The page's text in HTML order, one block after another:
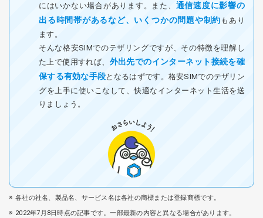
にはいかない場合があります。また、 通信速度に影響の
出る時間帯があるなど、いくつかの問題や制約 もあり
ます。
そんな格安SIMでのテザリングですが、その特徴を理解し
た上で使用すれば、 外出先でのインターネット接続を確
保する有効な手段となるはずです。格安SIMでのテザリン
グを上手に使いこなして、快適なインターネット生活を送
りましょう。
各社の社名、製品名、サービス名は各社の商標または登録商標です。
2022年7月8日時点の記事です。一部最新の内容と異なる場合があります。